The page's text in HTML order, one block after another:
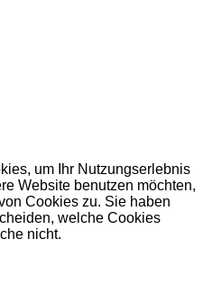
um Ihr Nutzungserlebnis
Website benutzen möchten,
Cookies zu. Sie haben
welche Cookies
nicht.